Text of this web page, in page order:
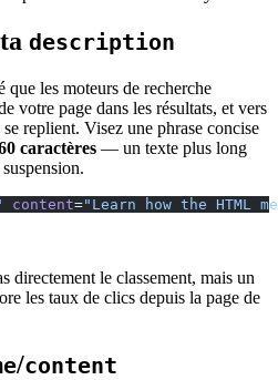
description
que les moteurs de recherche
votre page dans les résultats, et vers
replient. Visez une phrase concise
caractères — un texte plus long
content="Learn how the
directement le classement, mais un
les taux de clics depuis la page de
/content